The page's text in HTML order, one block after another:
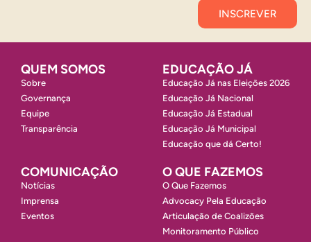
QUEM SOMOS
Sobre
Governança
Equipe
Transparência
EDUCAÇÃO JÁ
Educação Já nas Eleições 2026
Educação Já Nacional
Educação Já Estadual
Educação Já Municipal
Educação que dá Certo!
COMUNICAÇÃO
Notícias
Imprensa
Eventos
O QUE FAZEMOS
O Que Fazemos
Advocacy Pela Educação
Articulação de Coalizões
Monitoramento Público